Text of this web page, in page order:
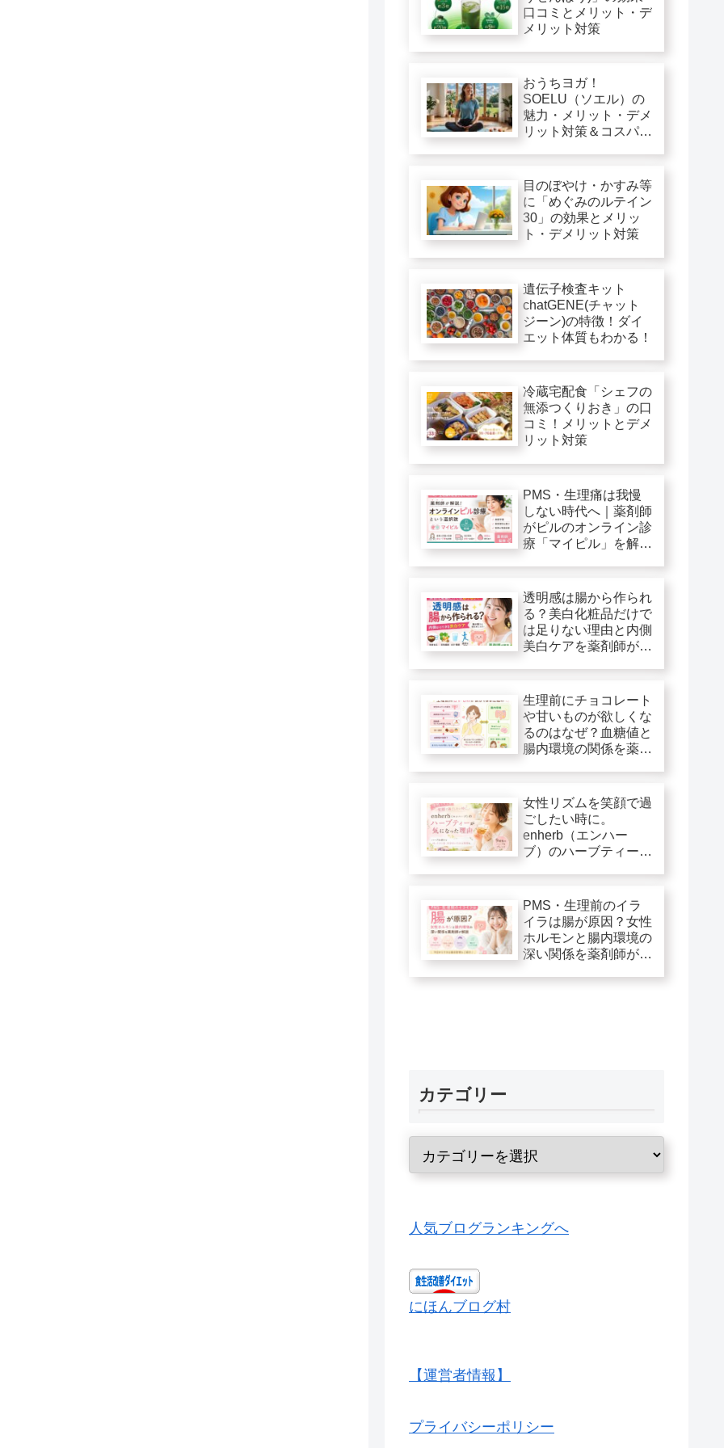
口コミとメリット・デ
メリット対策
おうちヨガ！
SOELU（ソエル）の
魅力・メリット・デメ
リット対策＆コスパ徹
目のぼやけ・かすみ等
に「めぐみのルテイン
30」の効果とメリッ
ト・デメリット対策
遺伝子検査キット
chatGENE(チャット
ジーン)の特徴！ダイ
エット体質もわかる！
冷蔵宅配食「シェフの
無添つくりおき」の口
コミ！メリットとデメ
リット対策
PMS・生理痛は我慢
しない時代へ｜薬剤師
がピルのオンライン診
療「マイピル」を解
透明感は腸から作られ
る？美白化粧品だけで
は足りない理由と内側
美白ケアを薬剤師が解
生理前にチョコレート
や甘いものが欲しくな
るのはなぜ？血糖値と
腸内環境の関係を薬剤
女性リズムを笑顔で過
ごしたい時に。
enherb（エンハー
ブ）のハーブティーが
PMS・生理前のイラ
イラは腸が原因？女性
ホルモンと腸内環境の
深い関係を薬剤師が解
カテゴリー
人気ブログランキングへ
にほんブログ村
【運営者情報】
プライバシーポリシー